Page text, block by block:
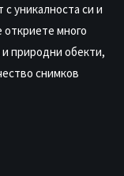
с уникалноста си и
откриете много
природни обекти,
снимков